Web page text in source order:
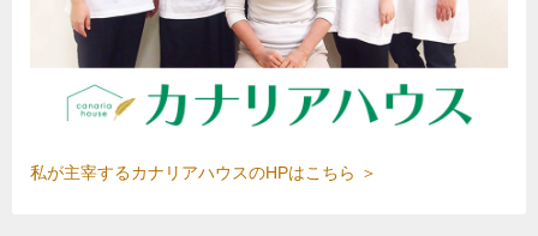
私が主宰するカナリアハウスのHPはこちら ＞